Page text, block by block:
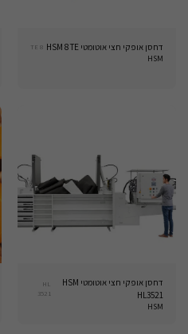
דחסן אופקי חצי אוטומטי HSM 8 TE 8 TE
HSM
דחסן אופקי חצי אוטומטי HSM
HL3521
HL
3521
HSM